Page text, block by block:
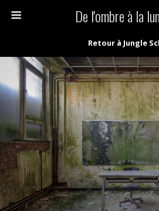
De l'ombre à la
Retour à Jungle